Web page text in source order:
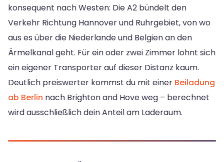
konsequent nach Westen: Die A2 bündelt den
Verkehr Richtung Hannover und Ruhrgebiet, von wo
aus es über die Niederlande und Belgien an den
Ärmelkanal geht. Für ein oder zwei Zimmer lohnt sich
ein eigener Transporter auf dieser Distanz kaum.
Deutlich preiswerter kommst du mit einer Beiladung
ab Berlin nach Brighton and Hove weg – berechnet
wird ausschließlich dein Anteil am Laderaum.